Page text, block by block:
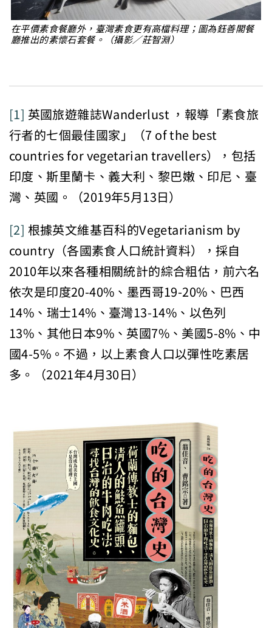
在平價素食餐廳外，臺灣素食更有高檔料理；圖為鈺善閣餐
廳推出的素懷石套餐。（攝影／莊智淵）
[1]英國旅遊雜誌Wanderlust ，報導「素食旅
行者的七個最佳國家」（7 of the best
countries for vegetarian travellers），包括
印度、斯里蘭卡、義大利、黎巴嫩、印尼、臺
灣、英國。（2019年5月13日）
[2]根據英文維基百科的Vegetarianism by
country（各國素食人口統計資料），採自
2010年以來各種相關統計的綜合粗估，前六名
依次是印度20-40%、墨西哥19-20%、巴西
14%、瑞士14%、臺灣13-14%、以色列
13%、其他日本9%、英國7%、美國5-8%、中
國4-5%。不過，以上素食人口以彈性吃素居
多。（2021年4月30日）